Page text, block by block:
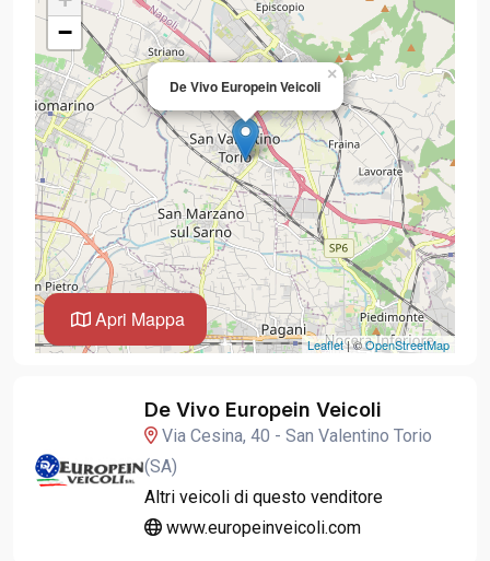
Apri Mappa
De Vivo Europein Veicoli
×
−
Leaflet| ©OpenStreetMap
De Vivo Europein Veicoli
Via Cesina, 40 - San Valentino Torio
(SA)
Altri veicoli di questo venditore
www.europeinveicoli.com